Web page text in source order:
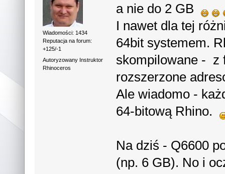
Wiadomości: 1434
Reputacja na forum:
+125/-1
Autoryzowany Instruktor
Rhinoceros
a nie do 2 GB
I nawet dla tej
64bit systemem.
skompilowane - z
rozszerzone
Ale wiadomo -
64-bitową Rhino.
Na dziś - Q6600
(np. 6 GB). No i